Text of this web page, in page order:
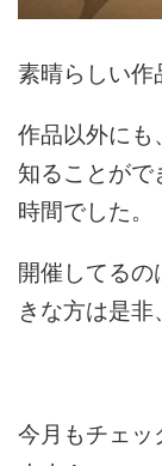
素晴らしい作
作品以外にも
知ることがで
時間でした。
開催してる
きな方は是非
今月もチェッ